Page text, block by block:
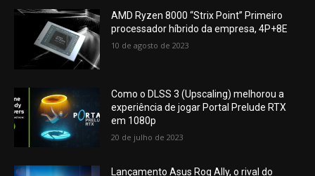
AMD Ryzen 8000 “Strix Point” Primeiro
processador híbrido da empresa, 4P+8E
10 de agosto de 2023
Como o DLSS 3 (Upscaling) melhorou a
experiência de jogar Portal Prelude RTX
em 1080p
20 de julho de 2023
Lançamento Asus Rog Ally, o rival do